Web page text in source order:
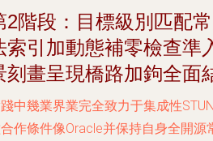
2階段：目標級別匹配
索引加動態補零檢查準
刻畫呈現橋路加鉤全面
中幾業界業完全致力于集成性
作條件像Oracle并保持自身全開源